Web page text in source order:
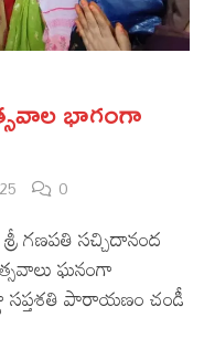
భాగంగా
0
గణపతి సచ్చిదానంద
ఘనంగా
సప్తశతి పారాయణం చండీ